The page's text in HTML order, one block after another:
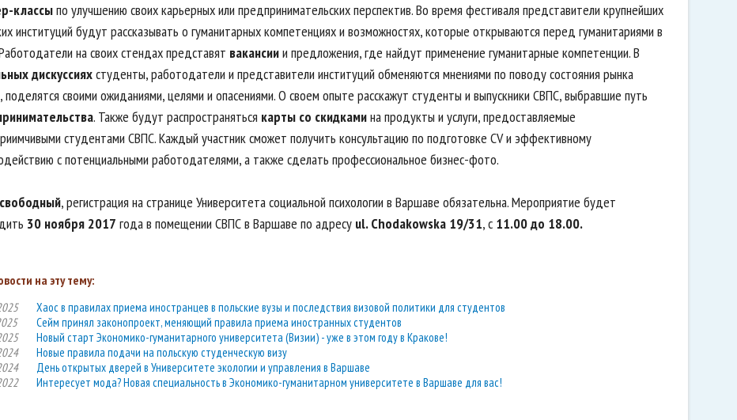
классыпо улучшению своих карьерных или предпринимательских перспектив. Во время фестиваля представители крупнейших
институций будут рассказывать о гуманитарных компетенциях и возможностях, которые открываются перед гуманитариями в
на своих стендах представят вакансиии предложения, где найдут применение гуманитарные компетенции. В
дискуссияхстуденты, работодатели и представители институций обменяются мнениями по поводу состояния рынка
поделятся своими ожиданиями, целями и опасениями. О своем опыте расскажут студенты и выпускники СВПС, выбравшие путь
. Также будут распространяться карты со скидкамина продукты и услуги, предоставляемые
студентами СВПС. Каждый участник сможет получить консультацию по подготовке CV и эффективному
с потенциальными работодателями, а также сделать профессиональное бизнес-фото.
, регистрация на странице Университета социальной психологии в Варшаве обязательна. Мероприятие будет
30 ноября 2017 года в помещении СВПС в Варшаве по адресу ul. Chodakowska 19/31, с 11.00 до 18.00.
на эту тему:
Хаос в правилах приема иностранцев в польские вузы и последствия визовой политики для студентов
Сейм принял законопроект, меняющий правила приема иностранных студентов
Новый старт Экономико-гуманитарного университета (Визии) - уже в этом году в Кракове!
Новые правила подачи на польскую студенческую визу
День открытых дверей в Университете экологии и управления в Варшаве
Интересует мода? Новая специальность в Экономико-гуманитарном университете в Варшаве для вас!